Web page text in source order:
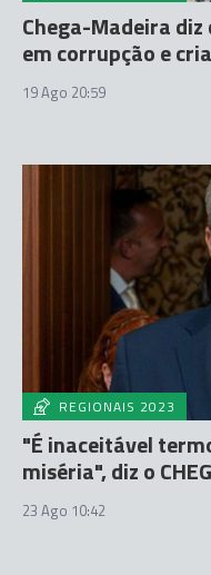
Chega-Madeira
em corrupção e
19 Ago 20:59
REGIONAIS 2023
"É inaceitável
miséria", diz o
23 Ago 10:42